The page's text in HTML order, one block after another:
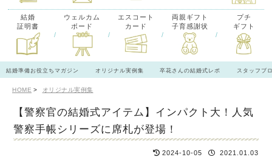
結婚
証明書
/
ウェルカム
ボード
/
エスコート
カード
/
両親ギフト
子育感謝状
/
プチ
ギフト
結婚準備お役立ちマガジン オリジナル実例集 卒花さんの結婚式レポ スタッフブ
HOME オリジナル実例集
【警察官の結婚式アイテム】インパクト大！人気
警察手帳シリーズに席札が登場！
2024-10-05 2021.01.03